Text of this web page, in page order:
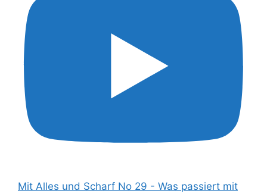
Mit Alles und Scharf No 29 - Was passiert mit